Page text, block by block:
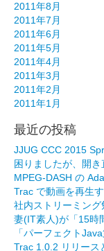
2011年8月
2011年7月
2011年6月
2011年5月
2011年4月
2011年3月
2011年2月
2011年1月
最近の投稿
JJUG CCC 2015
困りましたが、開
MPEG-DASH の
Trac で動画を再生
社内ストリーミング
妻(IT素人)が「15時
「パーフェクト
Trac 1.0.2 リリース